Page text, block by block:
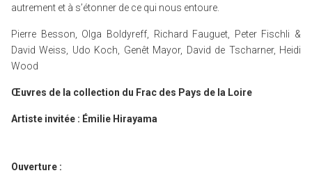
autrement et à s’étonner de ce qui nous entoure.
Pierre Besson, Olga Boldyreff, Richard Fauguet, Peter Fischli &
David Weiss, Udo Koch, Genêt Mayor, David de Tscharner, Heidi
Wood
Œuvres de la collection du Frac des Pays de la Loire
Artiste invitée : Émilie Hirayama
Ouverture :